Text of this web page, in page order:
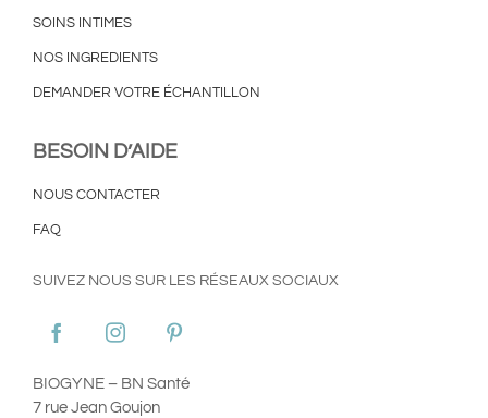
SOINS INTIMES
NOS INGREDIENTS
DEMANDER VOTRE ÉCHANTILLON
BESOIN D’AIDE
NOUS CONTACTER
FAQ
SUIVEZ NOUS SUR LES RÉSEAUX SOCIAUX
BIOGYNE – BN Santé
7 rue Jean Goujon